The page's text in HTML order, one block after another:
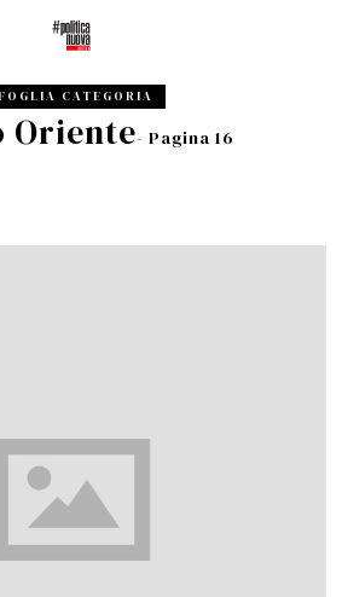
CATEGORIA
Oriente- Pagina 16